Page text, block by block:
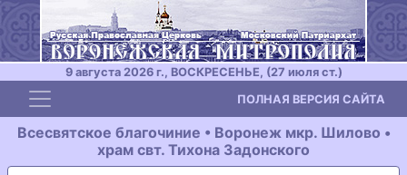
9 августа 2026 г., ВОСКРЕСЕНЬЕ, (27 июля ст.)
Toggle navigation ПОЛНАЯ ВЕРСИЯ САЙТА
Всесвятское благочиние • Воронеж мкр. Шилово •
храм свт. Тихона Задонского